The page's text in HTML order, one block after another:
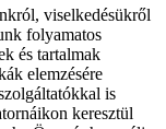
viselkedésükről
folyamatos
és tartalmak
elemzésére
is
keresztül